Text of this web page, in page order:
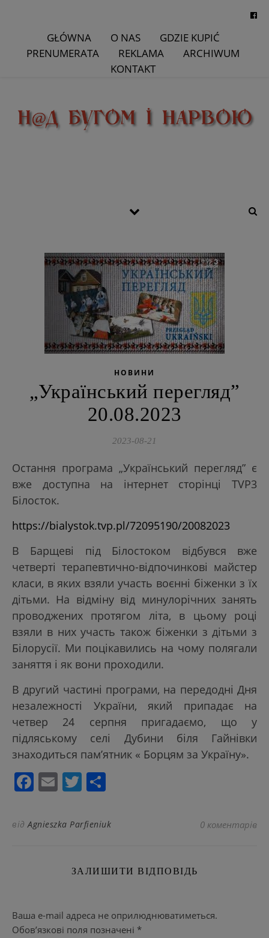
GŁÓWNA O NAS
GDZIE KUPIĆ
PRENUMERATA
REKLAMA
ARCHIWUM
KONTAKT
НОВИНИ
„Український перегляд”
20.08.2023
2023-08-21
Остання програма „Український перегляд” є
вже доступна на інтернет сторінці TVP3
Білосток.
https://bialystok.tvp.pl/72095190/20082023
В Барщеві під Білостоком відбувся вже
четверті терапевтично-відпочинкові майстер
класи, в яких взяли участь воєнні біженки з їх
дітьми. На відміну від минулорічних занять
проводжених протягом літа, в цьому році
взяли в них участь також біженки з дітьми з
Білорусії. Ми поцікавились на чому полягали
заняття і як вони проходили.
В другий частині програми, на передодні Дня
незалежності України, який припадає на
четвер 24 серпня пригадаємо, що у
підляському селі Дубини біля Гайнівки
знаходиться пам’ятник « Борцям за Україну».
Facebook
EmailTwitter
відAgnieszka Parfieniuk 0 коментарів
ЗАЛИШИТИ ВІДПОВІДЬ
Ваша e-mail адреса не оприлюднюватиметься.
Обов’язкові поля позначені *